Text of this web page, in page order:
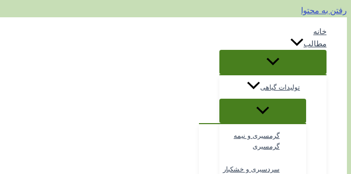
رفتن به محتوا
خانه
مطالب
تولیدات گیاهی
گرمسیری و نیمه
گرمسیری
سردسیری و خشکبار